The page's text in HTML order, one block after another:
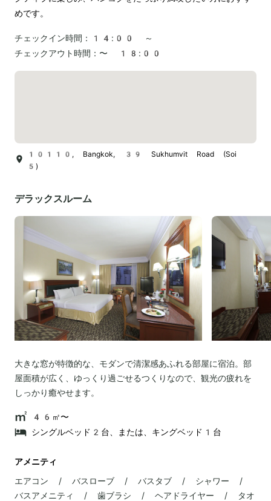
めです。
チェックイン時間：
14:00 ～
チェックアウト時間： 〜 18:00
10110, Bangkok, 39 Sukhumvit Road (Soi
5)
デラックスルーム
大きな窓が特徴的な、モダンで清潔感あふれる部屋に宿泊。部
屋面積が広く、ゆっくり過ごせるつくりなので、観光の疲れを
しっかり癒やせます。
46㎡〜
シングルベッド2台、または、キングベッド1台
アメニティ
エアコン / バスローブ / バスタブ / シャワー /
バスアメニティ / 歯ブラシ / ヘアドライヤー / タオ